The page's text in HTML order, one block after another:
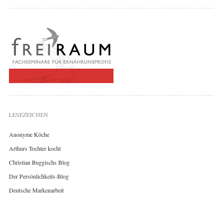
LESEZEICHEN
Anonyme Köche
Arthurs Tochter kocht
Christian Buggischs Blog
Der Persönlichkeits-Blog
Deutsche Markenarbeit